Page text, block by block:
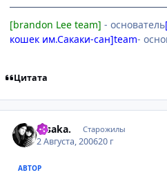
[brandon Lee team] - основатель
кошек им.Сакаки-сан]team-
Цитата
.Osakа. Старожилы
2 Августа, 200620 г
АВТОР